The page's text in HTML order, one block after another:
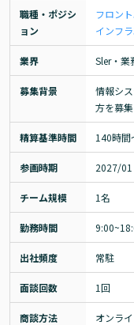
職種・ポジシ
ョン
フロン
インフ
業界 Sler・業
募集背景
情報シ
方を募集
精算基準時間 140時間
参画時期 2027/01
チーム規模 1名
勤務時間
出社頻度 常駐
面談回数 1回
商談方法 オンラ